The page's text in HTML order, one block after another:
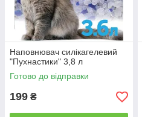
Наповнювач силікагелевий
"Пухнастики" 3,8 л
Готово до відправки
199 ₴